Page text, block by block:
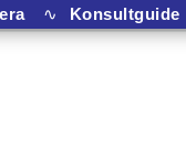
∿ Konsultguide